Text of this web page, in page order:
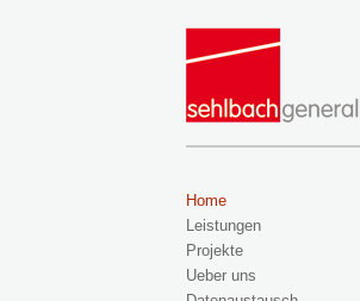
Home
Leistungen
Projekte
Ueber uns